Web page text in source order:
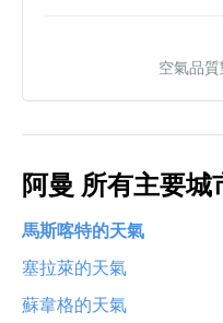
空氣品
阿曼 所有主要
馬斯喀特的天氣
塞拉萊的天氣
蘇韋格的天氣